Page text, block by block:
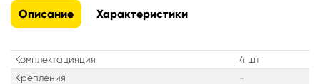
Описание Характеристики
Комплектацияция
4 шт
Крепления
-